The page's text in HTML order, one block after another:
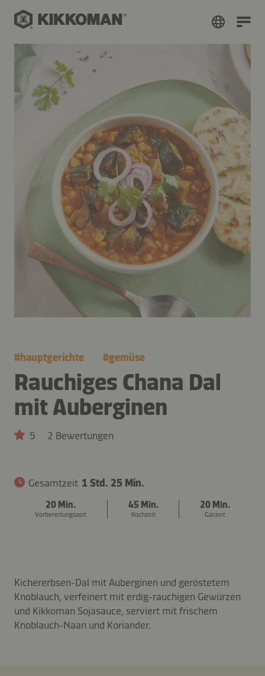
#hauptgerichte #gemüse
Rauchiges Chana Dal
mit Auberginen
5 2 Bewertungen
Gesamtzeit 1 Std. 25 Min.
20 Min.
Vorbereitungszeit
45 Min.
Kochzeit
20 Min.
Gärzeit
Kichererbsen-Dal mit Auberginen und geröstetem
Knoblauch, verfeinert mit erdig-rauchigen Gewürzen
und Kikkoman Sojasauce, serviert mit frischem
Knoblauch-Naan und Koriander.